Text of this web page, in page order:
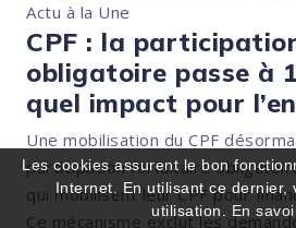
Actu à la Une
CPF : la
obligatoire passe à
quel impact pour
Une mobilisation du CPF
participation forfaitaire
qui mobilisent leur CPF pour
Ce mécanisme exclut les
Les cookies assurent le bon
Internet. En utilisant ce dernier,
utilisation. En